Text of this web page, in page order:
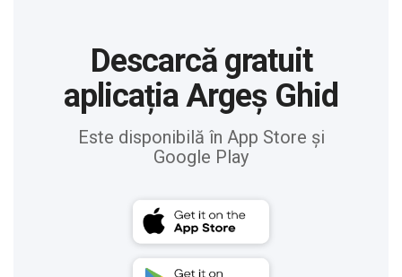
Descarcă gratuit
aplicația Argeș Ghid
Este disponibilă în App Store și
Google Play